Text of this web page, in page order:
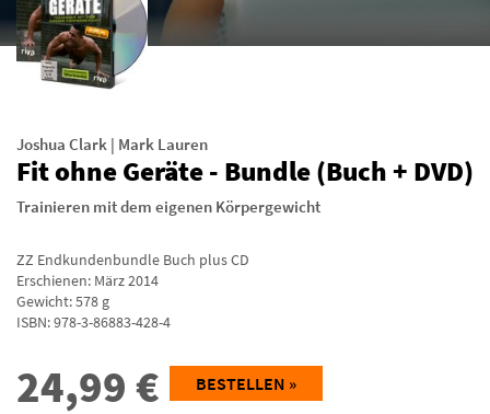
Joshua Clark | Mark Lauren
Fit ohne Geräte - Bundle (Buch + DVD)
Trainieren mit dem eigenen Körpergewicht
ZZ Endkundenbundle Buch plus CD
Erschienen: März 2014
Gewicht: 578 g
ISBN:978-3-86883-428-4
24,99 € BESTELLEN »